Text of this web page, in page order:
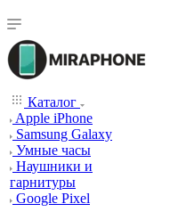
Каталог
Apple iPhone
Samsung Galaxy
Умные часы
Наушники и
гарнитуры
Google Pixel